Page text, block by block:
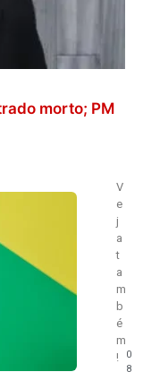
morto; PM
V
e
j
a
t
a
m
b
é
m
!
0
8